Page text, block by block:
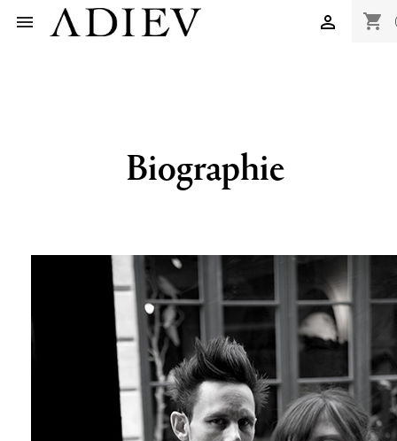
 shopping_cart

Biographie